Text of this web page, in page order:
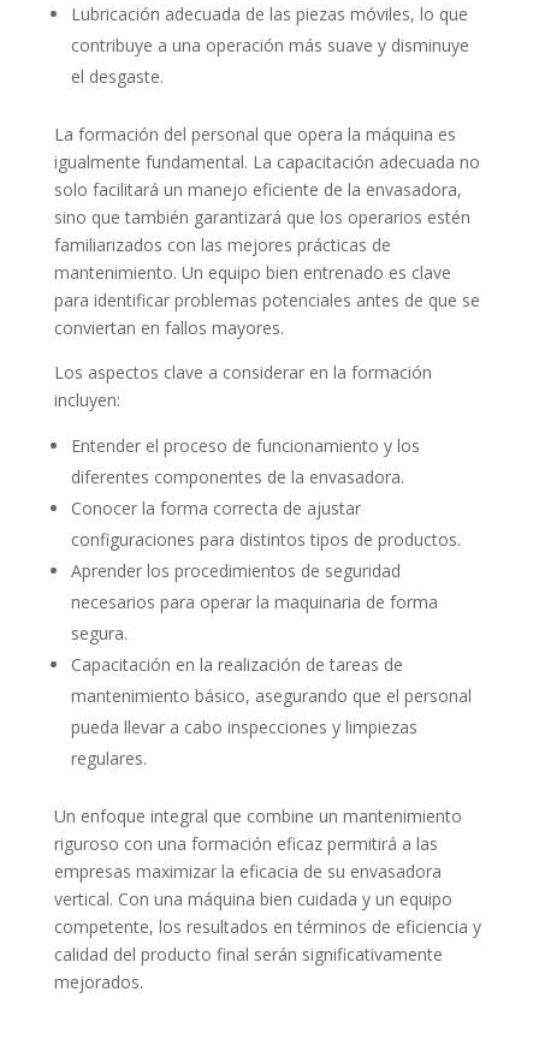
Lubricación adecuada de las piezas móviles, lo que
contribuye a una operación más suave y disminuye
el desgaste.
La formación del personal que opera la máquina es
igualmente fundamental. La capacitación adecuada no
solo facilitará un manejo eficiente de la envasadora,
sino que también garantizará que los operarios estén
familiarizados con las mejores prácticas de
mantenimiento. Un equipo bien entrenado es clave
para identificar problemas potenciales antes de que se
conviertan en fallos mayores.
Los aspectos clave a considerar en la formación
incluyen:
Entender el proceso de funcionamiento y los
diferentes componentes de la envasadora.
Conocer la forma correcta de ajustar
configuraciones para distintos tipos de productos.
Aprender los procedimientos de seguridad
necesarios para operar la maquinaria de forma
segura.
Capacitación en la realización de tareas de
mantenimiento básico, asegurando que el personal
pueda llevar a cabo inspecciones y limpiezas
regulares.
Un enfoque integral que combine un mantenimiento
riguroso con una formación eficaz permitirá a las
empresas maximizar la eficacia de su envasadora
vertical. Con una máquina bien cuidada y un equipo
competente, los resultados en términos de eficiencia y
calidad del producto final serán significativamente
mejorados.